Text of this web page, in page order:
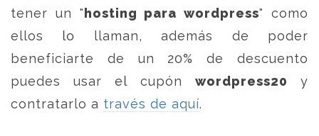
tener un " hosting para wordpress" como
ellos lo llaman, además de poder
beneficiarte de un 20% de descuento
puedes usar el cupón wordpress20 y
contratarlo a través de aquí.